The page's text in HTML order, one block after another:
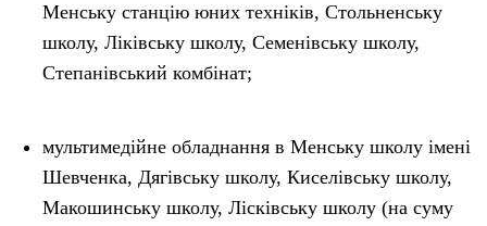
Менську станцію юних техніків, Стольненську
школу, Ліківську школу, Семенівську школу,
Степанівський комбінат;
мультимедійне обладнання в Менську школу імені
Шевченка, Дягівську школу, Киселівську школу,
Макошинську школу, Лісківську школу (на суму